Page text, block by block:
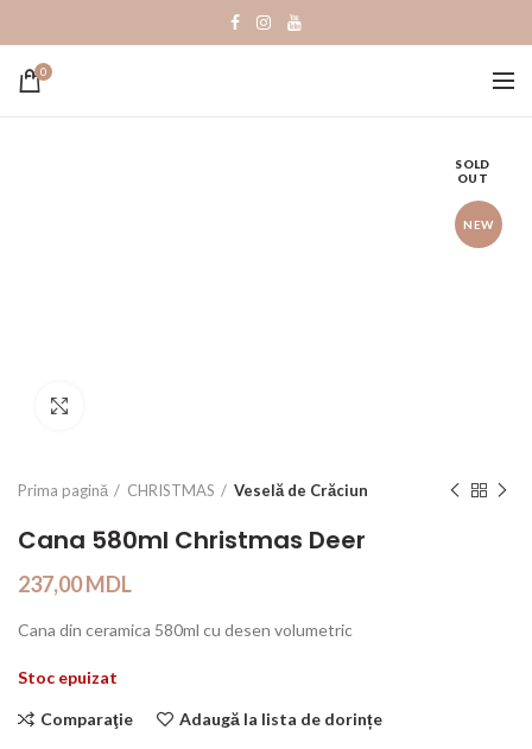
0
SOLD
OUT
NEW
Prima pagină CHRISTMAS Veselă de Crăciun
Cana 580ml Christmas Deer
237,00MDL
Cana din ceramica 580ml cu desen volumetric
Stoc epuizat
Comparaţie Adaugă la lista de dorințe